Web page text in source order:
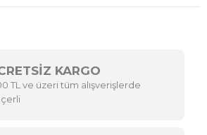
KARGO
TL ve üzeri tüm alışverişlerde